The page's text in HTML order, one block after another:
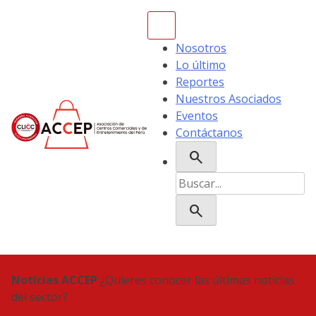
Nosotros
Lo último
Reportes
Nuestros Asociados
Eventos
Contáctanos
search
Buscar:
search
Noticias ACCEP ¿Quieres conocer las últimas noticias
del sector?